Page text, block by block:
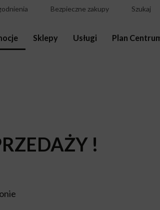
Bezpieczne zakupy Szukaj
Sklepy Usługi Plan
!